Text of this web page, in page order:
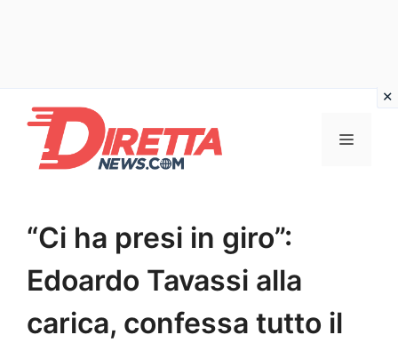
contenuto
Menu
“Ci ha presi in giro”:
Edoardo Tavassi alla
carica, confessa tutto il